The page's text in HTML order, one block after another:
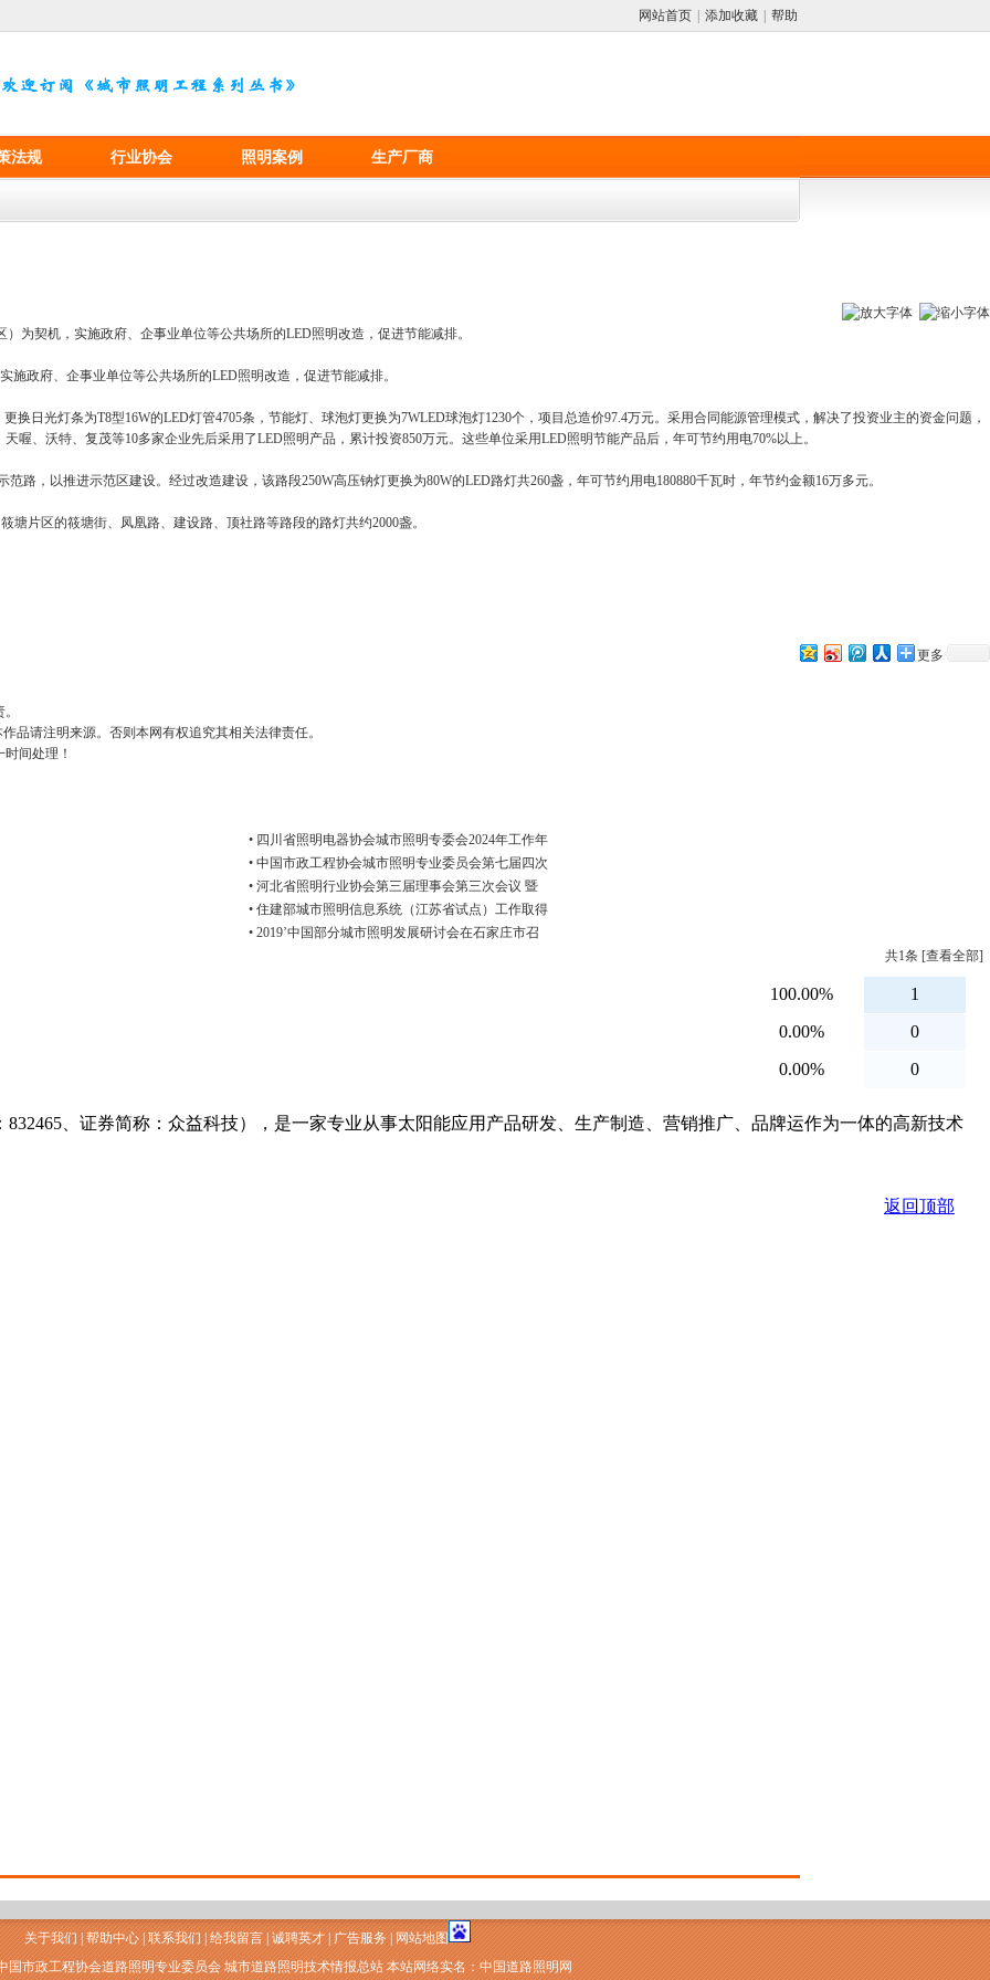
网站首页 添加收藏 帮助
法规 行业协会 照明案例 生产厂商
为契机，实施政府、企事业单位等公共场所的LED照明改造，促进节能减排。
政府、企事业单位等公共场所的LED照明改造，促进节能减排。
日光灯条为T8型16W的LED灯管4705条，节能灯、球泡灯更换为7WLED球泡灯1230个，项目总造价97.4万元。采用合同能源管理模式，解决了投资业主的资金问题，
喔、沃特、复茂等10多家企业先后采用了LED照明产品，累计投资850万元。这些单位采用LED照明节能产品后，年可节约用电70%以上。
，以推进示范区建设。经过改造建设，该路段250W高压钠灯更换为80W的LED路灯共260盏，年可节约用电180880千瓦时，年节约金额16万多元。
片区的筱塘街、凤凰路、建设路、顶社路等路段的路灯共约2000盏。
更多
品请注明来源。否则本网有权追究其相关法律责任。
间处理！
• 四川省照明电器协会城市照明专委会2024年工作年
• 中国市政工程协会城市照明专业委员会第七届四次
• 河北省照明行业协会第三届理事会第三次会议 暨
• 住建部城市照明信息系统（江苏省试点）工作取得
• 2019’中国部分城市照明发展研讨会在石家庄市召
共1条 [查看全部]
关于我们 帮助中心 联系我们 给我留言 诚聘英才 广告服务
网站地图
国市政工程协会道路照明专业委员会 城市道路照明技术情报总站 本站网络实名：中国道路照明网